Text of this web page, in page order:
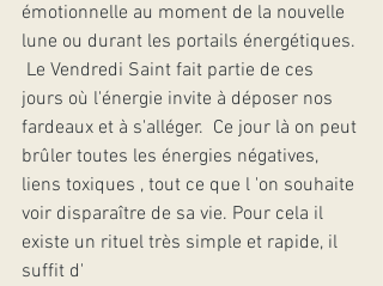
émotionnelle au moment de la nouvelle
lune ou durant les portails énergétiques.
jours où l'énergie invite à déposer nos
fardeaux et à s'alléger.  Ce jour là on peut
brûler toutes les énergies négatives,
liens toxiques , tout ce que l 'on souhaite
voir disparaître de sa vie. Pour cela il
existe un rituel très simple et rapide, il
suffit d'